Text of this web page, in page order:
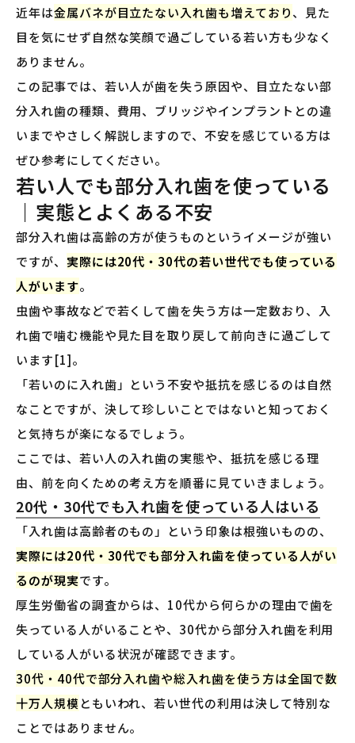
近年は金属バネが目立たない入れ歯も増えており、見た
目を気にせず自然な笑顔で過ごしている若い方も少なく
ありません。
この記事では、若い人が歯を失う原因や、目立たない部
分入れ歯の種類、費用、ブリッジやインプラントとの違
いまでやさしく解説しますので、不安を感じている方は
ぜひ参考にしてください。
若い人でも部分入れ歯を使っている
｜実態とよくある不安
部分入れ歯は高齢の方が使うものというイメージが強い
ですが、 実際には20代・30代の若い世代でも使っている
人がいます。
虫歯や事故などで若くして歯を失う方は一定数おり、入
れ歯で噛む機能や見た目を取り戻して前向きに過ごして
います[1]。
「若いのに入れ歯」という不安や抵抗を感じるのは自然
なことですが、決して珍しいことではないと知っておく
と気持ちが楽になるでしょう。
ここでは、若い人の入れ歯の実態や、抵抗を感じる理
由、前を向くための考え方を順番に見ていきましょう。
20代・30代でも入れ歯を使っている人はいる
「入れ歯は高齢者のもの」という印象は根強いものの、
実際には20代・30代でも部分入れ歯を使っている人がい
るのが現実です。
厚生労働省の調査からは、10代から何らかの理由で歯を
失っている人がいることや、30代から部分入れ歯を利用
している人がいる状況が確認できます。
30代・40代で部分入れ歯や総入れ歯を使う方は全国で数
十万人規模 ともいわれ、若い世代の利用は決して特別な
ことではありません。